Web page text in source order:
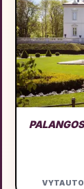
VYTAUTO